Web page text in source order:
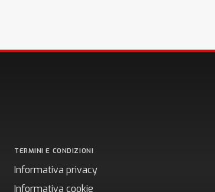
TERMINI E CONDIZIONI
Informativa privacy
Informativa cookie